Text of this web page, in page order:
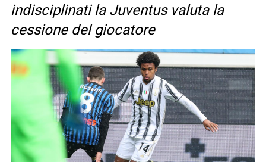
indisciplinati la Juventus valuta la
cessione del giocatore